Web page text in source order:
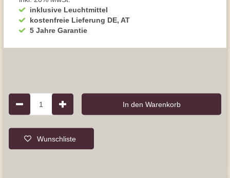
inklusive Leuchtmittel
kostenfreie Lieferung DE, AT
5 Jahre Garantie
1 In den Warenkorb
Wunschliste